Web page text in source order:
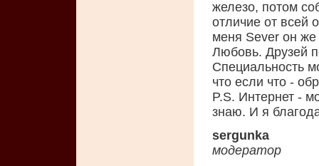
железо, потом
отличие от всей
меня Sever он
Любовь. Друзей
Специальность
что если что -
P.S. Интернет -
знаю. И я
sergunka
модератор